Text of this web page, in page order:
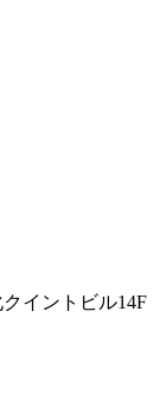
イントビル14F